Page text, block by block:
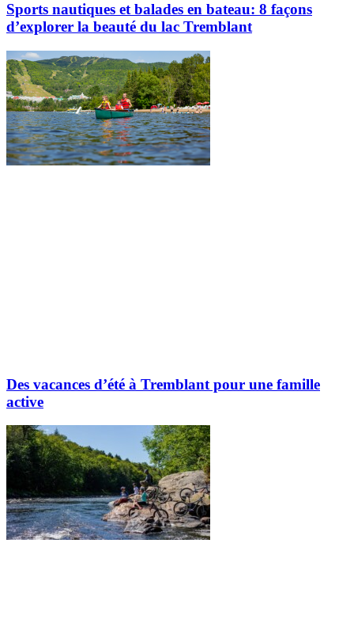
Sports nautiques et balades en bateau: 8 façons
d’explorer la beauté du lac Tremblant
Des vacances d’été à Tremblant pour une famille
active